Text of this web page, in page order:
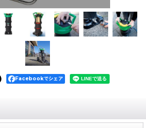
Facebookでシェア